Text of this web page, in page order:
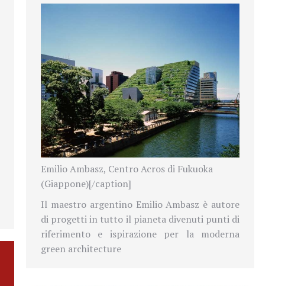
Emilio Ambasz, Centro Acros di Fukuoka
(Giappone)[/caption]
Il maestro argentino Emilio Ambasz è autore
di progetti in tutto il pianeta divenuti punti di
riferimento e ispirazione per la moderna
green architecture